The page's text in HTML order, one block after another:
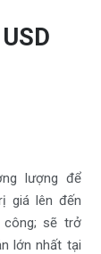
lượng để
giá lên đến
công; sẽ trở
lớn nhất tại